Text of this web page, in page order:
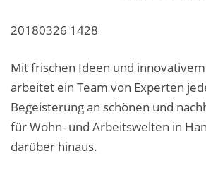
Referenzen und
20180326 1428
Mit frischen Ideen und
arbeitet ein Team von Experten
Begeisterung an schönen und
für Wohn- und Arbeitswelten in
darüber hinaus.